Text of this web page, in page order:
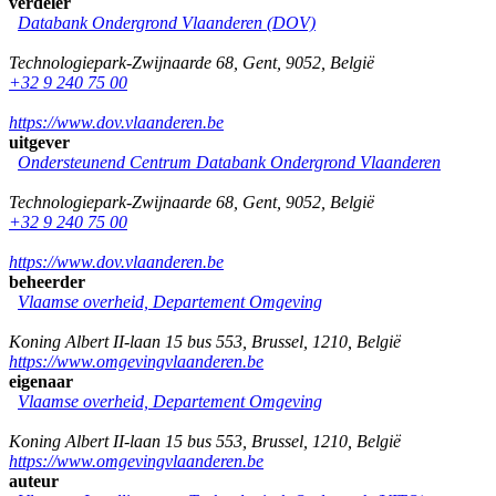
Databank Ondergrond Vlaanderen (DOV)
Technologiepark-Zwijnaarde 68 Gent, 9052 België
+32 9 240 75 00
https://www.dov.vlaanderen.be
uitgever
Ondersteunend Centrum Databank Ondergrond Vlaanderen
Technologiepark-Zwijnaarde 68 Gent, 9052 België
+32 9 240 75 00
https://www.dov.vlaanderen.be
beheerder
Vlaamse overheid, Departement Omgeving
Koning Albert II-laan 15 bus 553 Brussel 1210 België
https://www.omgevingvlaanderen.be
eigenaar
Vlaamse overheid, Departement Omgeving
Koning Albert II-laan 15 bus 553 Brussel 1210 België
https://www.omgevingvlaanderen.be
auteur